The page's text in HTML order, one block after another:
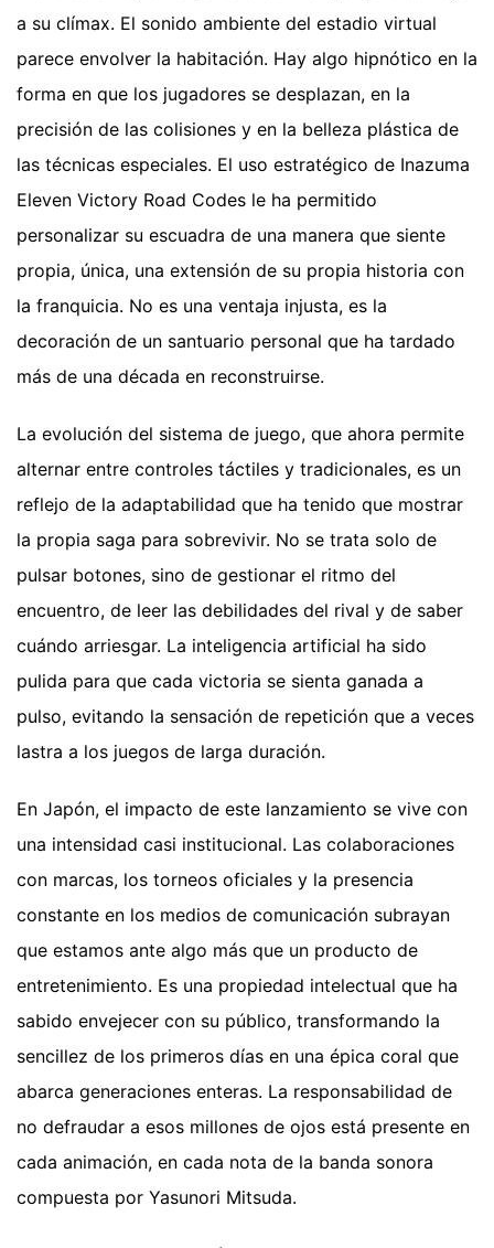
a su clímax. El sonido ambiente del estadio virtual
parece envolver la habitación. Hay algo hipnótico en la
forma en que los jugadores se desplazan, en la
precisión de las colisiones y en la belleza plástica de
las técnicas especiales. El uso estratégico de Inazuma
Eleven Victory Road Codes le ha permitido
personalizar su escuadra de una manera que siente
propia, única, una extensión de su propia historia con
la franquicia. No es una ventaja injusta, es la
decoración de un santuario personal que ha tardado
más de una década en reconstruirse.
La evolución del sistema de juego, que ahora permite
alternar entre controles táctiles y tradicionales, es un
reflejo de la adaptabilidad que ha tenido que mostrar
la propia saga para sobrevivir. No se trata solo de
pulsar botones, sino de gestionar el ritmo del
encuentro, de leer las debilidades del rival y de saber
cuándo arriesgar. La inteligencia artificial ha sido
pulida para que cada victoria se sienta ganada a
pulso, evitando la sensación de repetición que a veces
lastra a los juegos de larga duración.
En Japón, el impacto de este lanzamiento se vive con
una intensidad casi institucional. Las colaboraciones
con marcas, los torneos oficiales y la presencia
constante en los medios de comunicación subrayan
que estamos ante algo más que un producto de
entretenimiento. Es una propiedad intelectual que ha
sabido envejecer con su público, transformando la
sencillez de los primeros días en una épica coral que
abarca generaciones enteras. La responsabilidad de
no defraudar a esos millones de ojos está presente en
cada animación, en cada nota de la banda sonora
compuesta por Yasunori Mitsuda.